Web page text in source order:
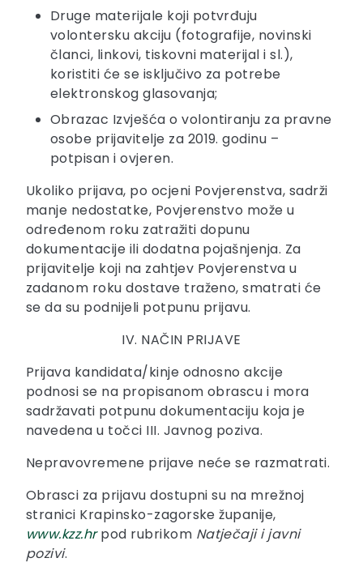
Druge materijale koji potvrđuju
volontersku akciju (fotografije, novinski
članci, linkovi, tiskovni materijal i sl.),
koristiti će se isključivo za potrebe
elektronskog glasovanja;
Obrazac Izvješća o volontiranju za pravne
osobe prijavitelje za 2019. godinu –
potpisan i ovjeren.
Ukoliko prijava, po ocjeni Povjerenstva, sadrži
manje nedostatke, Povjerenstvo može u
određenom roku zatražiti dopunu
dokumentacije ili dodatna pojašnjenja. Za
prijavitelje koji na zahtjev Povjerenstva u
zadanom roku dostave traženo, smatrati će
se da su podnijeli potpunu prijavu.
IV. NAČIN PRIJAVE
Prijava kandidata/kinje odnosno akcije
podnosi se na propisanom obrascu i mora
sadržavati potpunu dokumentaciju koja je
navedena u točci III. Javnog poziva.
Nepravovremene prijave neće se razmatrati.
Obrasci za prijavu dostupni su na mrežnoj
stranici Krapinsko-zagorske županije,
www.kzz.hrpod rubrikom Natječaji i javni
pozivi.